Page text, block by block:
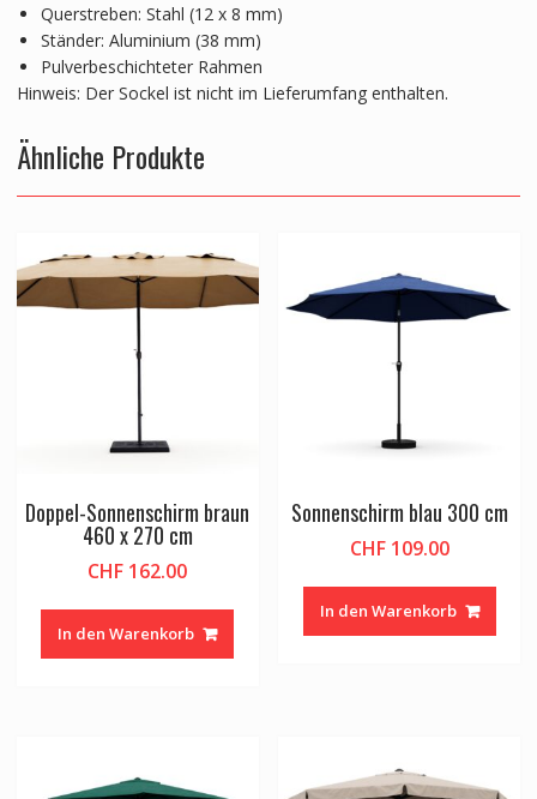
Querstreben: Stahl (12 x 8 mm)
Ständer: Aluminium (38 mm)
Pulverbeschichteter Rahmen
Hinweis: Der Sockel ist nicht im Lieferumfang enthalten.
Ähnliche Produkte
Doppel-Sonnenschirm braun
460 x 270 cm
CHF 162.00
In den Warenkorb
Sonnenschirm blau 300 cm
CHF109.00
In den Warenkorb